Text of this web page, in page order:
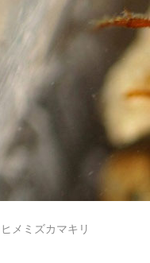
ヒメミズカマキリ